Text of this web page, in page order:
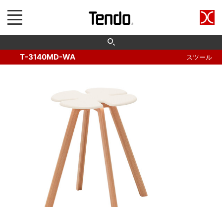
T-3140MD-WA スツール